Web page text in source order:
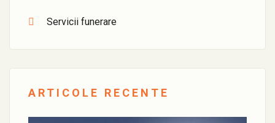
Servicii funerare
ARTICOLE RECENTE